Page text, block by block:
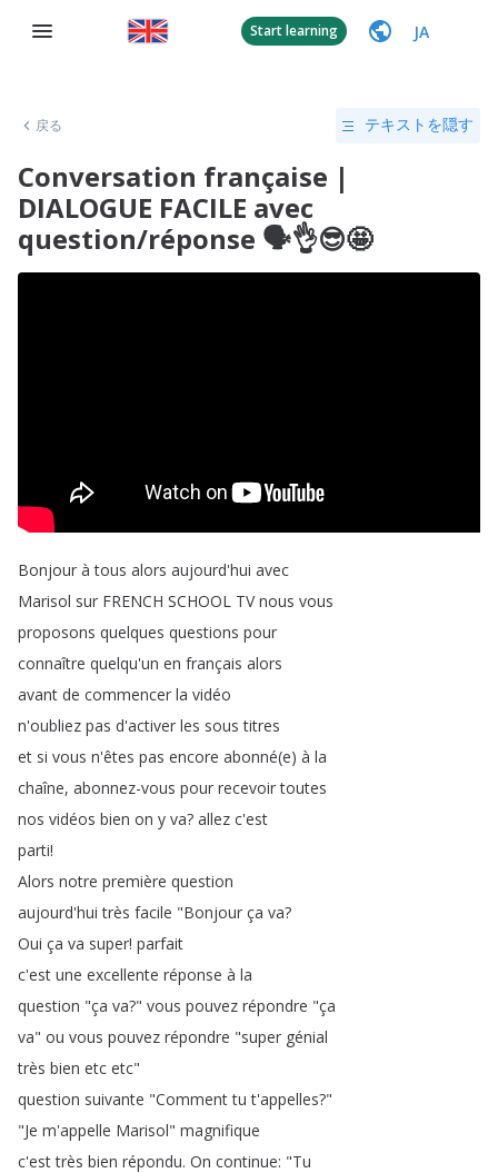
Start learning JA
戻る テキストを隠す
Conversation française |
DIALOGUE FACILE avec
question/réponse 🗣👌😎🤩
Bonjour à tous alors aujourd'hui avec
Marisol sur FRENCH SCHOOL TV nous vous
proposons quelques questions pour
connaître quelqu'un en français alors
avant de commencer la vidéo
n'oubliez pas d'activer les sous titres
et si vous n'êtes pas encore abonné(e) à la
chaîne, abonnez-vous pour recevoir toutes
nos vidéos bien on y va? allez c'est
parti!
Alors notre première question
aujourd'hui très facile "Bonjour ça va?
Oui ça va super! parfait
c'est une excellente réponse à la
question "ça va?" vous pouvez répondre "ça
va" ou vous pouvez répondre "super génial
très bien etc etc"
question suivante "Comment tu t'appelles?"
"Je m'appelle Marisol" magnifique
c'est très bien répondu. On continue: "Tu